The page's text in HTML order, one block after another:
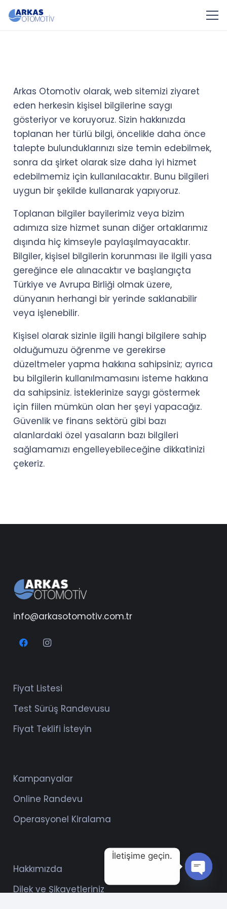
Arkas Otomotiv olarak, web sitemizi ziyaret
eden herkesin kişisel bilgilerine saygı
gösteriyor ve koruyoruz. Sizin hakkınızda
toplanan her türlü bilgi, öncelikle daha önce
talepte bulunduklarınızı size temin edebilmek,
sonra da şirket olarak size daha iyi hizmet
edebilmemiz için kullanılacaktır. Bunu bilgileri
uygun bir şekilde kullanarak yapıyoruz.
Toplanan bilgiler bayilerimiz veya bizim
adımıza size hizmet sunan diğer ortaklarımız
dışında hiç kimseyle paylaşılmayacaktır.
Bilgiler, kişisel bilgilerin korunması ile ilgili yasa
gereğince ele alınacaktır ve başlangıçta
Türkiye ve Avrupa Birliği olmak üzere,
dünyanın herhangi bir yerinde saklanabilir
veya işlenebilir.
Kişisel olarak sizinle ilgili hangi bilgilere sahip
olduğumuzu öğrenme ve gerekirse
düzeltmeler yapma hakkına sahipsiniz; ayrıca
bu bilgilerin kullanılmamasını isteme hakkına
da sahipsiniz. İsteklerinize saygı göstermek
için fiilen mümkün olan her şeyi yapacağız.
Güvenlik ve finans sektörü gibi bazı
alanlardaki özel yasaların bazı bilgileri
sağlamamızı engelleyebileceğine dikkatinizi
çekeriz.
info@arkasotomotiv.com.tr
Fiyat Listesi
Test Sürüş Randevusu
Fiyat Teklifi İsteyin
Kampanyalar
Online Randevu
Operasyonel Kiralama
Hakkımızda
Dilek ve Şikayetleriniz
İletişime geçin.